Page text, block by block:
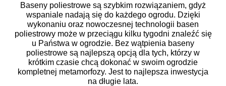
Baseny poliestrowe są szybkim rozwiązaniem, gdyż
wspaniale nadają się do każdego ogrodu. Dzięki
wykonaniu oraz nowoczesnej technologii basen
poliestrowy może w przeciągu kilku tygodni znaleźć się
u Państwa w ogrodzie. Bez wątpienia baseny
poliestrowe są najlepszą opcją dla tych, którzy w
krótkim czasie chcą dokonać w swoim ogrodzie
kompletnej metamorfozy. Jest to najlepsza inwestycja
na długie lata.